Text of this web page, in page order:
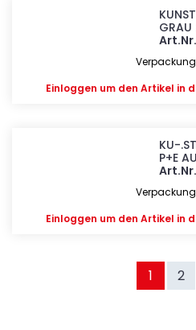
GRAU
Art.Nr.
Verpackung
Einloggen um den Artikel in
KU-
P+E
Art.Nr.
Verpackung
Einloggen um den Artikel in
1 2